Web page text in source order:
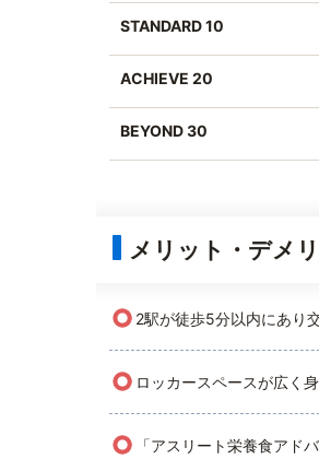
STANDARD 10
ACHIEVE 20
BEYOND 30
メリット・デメ
○ 2駅が徒歩5分以内にあり
○ ロッカースペースが広く
○ 「アスリート栄養食アド